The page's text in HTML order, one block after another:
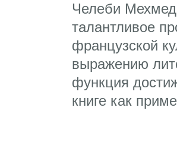
Челеби
талантливое
французской
выражению
функция
книге как